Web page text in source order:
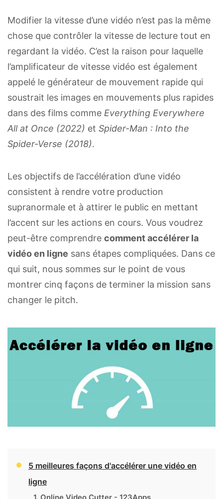
Modifier la vitesse d’une vidéo n’est pas la même
chose que contrôler la vitesse de lecture tout en
regardant la vidéo. C’est la raison pour laquelle
l’amplificateur de vitesse vidéo est également
appelé le générateur de mouvement rapide qui
soustrait les images en mouvements plus rapides
dans des films comme Everything Everywhere
All at Once (2022) et Spider-Man : Into the
Spider-Verse (2018).
Les objectifs de l’accélération d’une vidéo
consistent à rendre votre production
supranormale et à attirer le public en mettant
l’accent sur les actions en cours. Vous voudrez
peut-être comprendre comment accélérer la
vidéo en ligne sans étapes compliquées. Dans ce
qui suit, nous sommes sur le point de vous
montrer cinq façons de terminer la mission sans
changer le pitch.
5 meilleures façons d'accélérer une vidéo en
ligne